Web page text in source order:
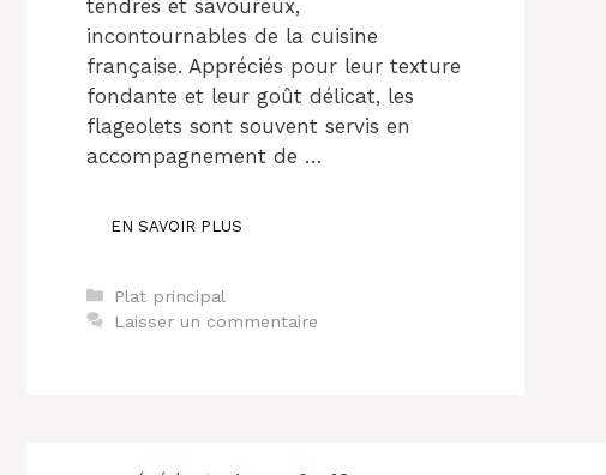
tendres et savoureux,
incontournables de la cuisine
française. Appréciés pour leur texture
fondante et leur goût délicat, les
flageolets sont souvent servis en
accompagnement de …
EN SAVOIR PLUS
Catégories
Plat principal
Laisser un commentaire